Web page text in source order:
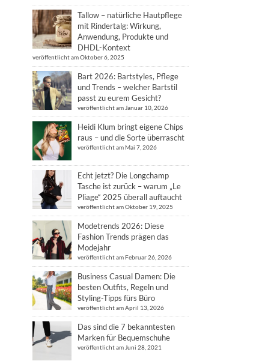
Tallow – natürliche Hautpflege
mit Rindertalg: Wirkung,
Anwendung, Produkte und
DHDL-Kontext
veröffentlicht am Oktober 6, 2025
Bart 2026: Bartstyles, Pflege
und Trends – welcher Bartstil
passt zu eurem Gesicht?
veröffentlicht am Januar 10, 2026
Heidi Klum bringt eigene Chips
raus – und die Sorte überrascht
veröffentlicht am Mai 7, 2026
Echt jetzt? Die Longchamp
Tasche ist zurück – warum „Le
Pliage“ 2025 überall auftaucht
veröffentlicht am Oktober 19, 2025
Modetrends 2026: Diese
Fashion Trends prägen das
Modejahr
veröffentlicht am Februar 26, 2026
Business Casual Damen: Die
besten Outfits, Regeln und
Styling-Tipps fürs Büro
veröffentlicht am April 13, 2026
Das sind die 7 bekanntesten
Marken für Bequemschuhe
veröffentlicht am Juni 28, 2021